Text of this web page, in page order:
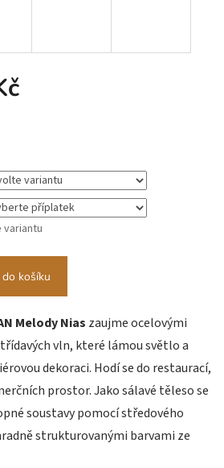
variantu
košíku
Melody Nias zaujme ocelovými
vln, které lámou světlo a
dekoraci. Hodí se do restaurací,
prostor. Jako sálavé těleso se
soustavy pomocí středového
strukturovanými barvami ze